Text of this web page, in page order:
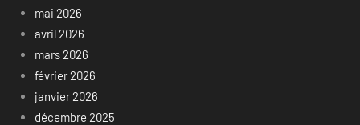
mai 2026
avril 2026
mars 2026
février 2026
janvier 2026
décembre 2025